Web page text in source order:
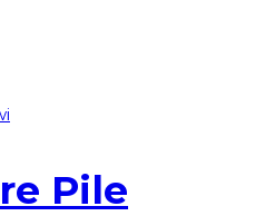
Pile